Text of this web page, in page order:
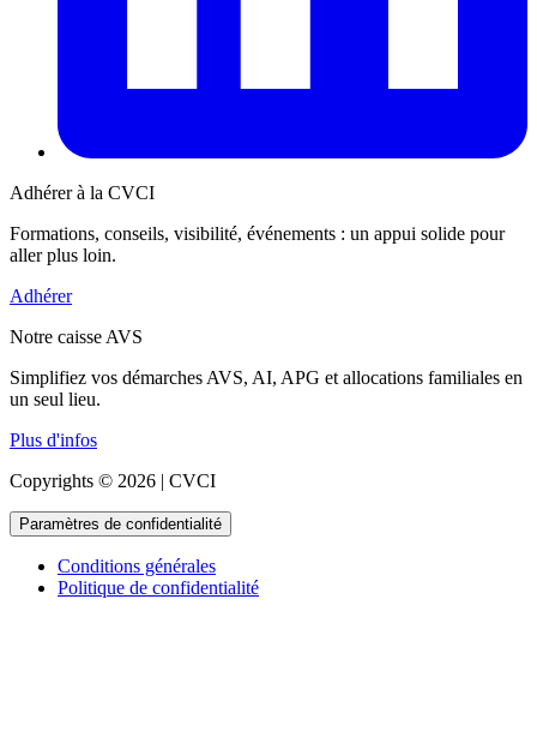
Adhérer à la CVCI
Formations, conseils, visibilité, événements : un appui solide pour
aller plus loin.
Adhérer
Notre caisse AVS
Simplifiez vos démarches AVS, AI, APG et allocations familiales en
un seul lieu.
Plus d'infos
Copyrights © 2026 | CVCI
Paramètres de confidentialité
Conditions générales
Politique de confidentialité